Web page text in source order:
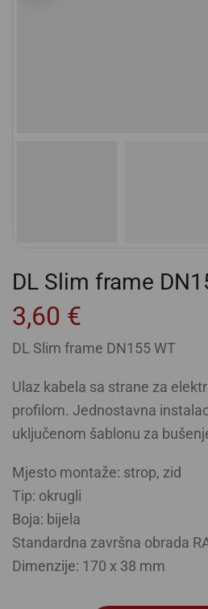
DL Slim frame
3,60 €
DL Slim frame DN155 WT
Ulaz kabela sa strane za
profilom. Jednostavna
uključenom šablonu za
Mjesto montaže: strop, zid
Tip: okrugli
Boja: bijela
Standardna završna obrada
Dimenzije: 170 x 38 mm